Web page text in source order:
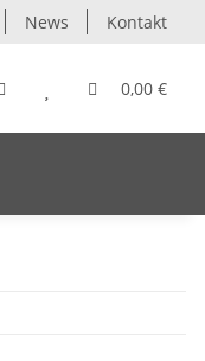
News Kontakt
0,00 €